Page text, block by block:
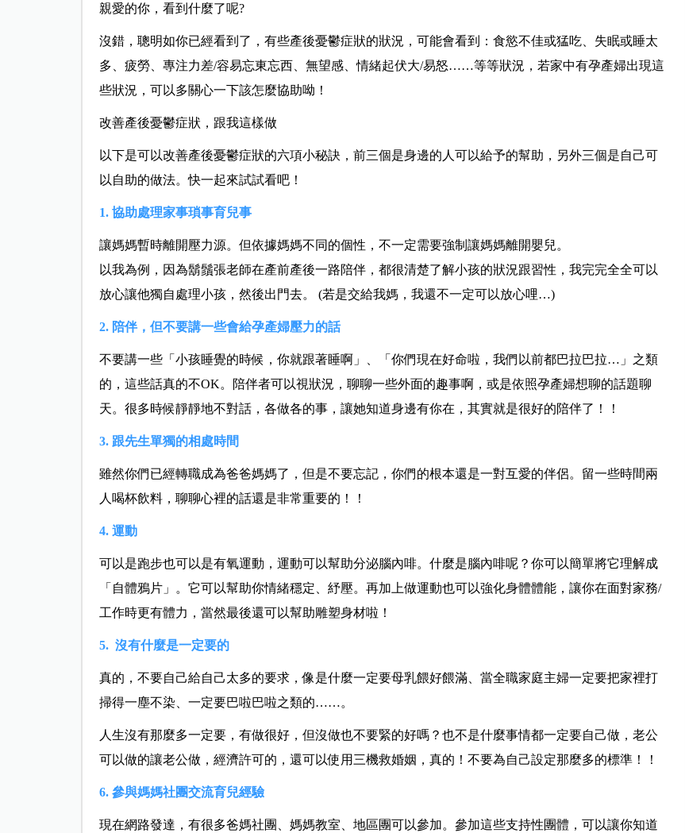
親愛的你，看到什麼了呢?
沒錯，聰明如你已經看到了，有些產後憂鬱症狀的狀況，可能會看到：食慾不佳或猛吃、失眠或睡太
多、疲勞、專注力差/容易忘東忘西、無望感、情緒起伏大/易怒……等等狀況，若家中有孕產婦出現這
些狀況，可以多關心一下該怎麼協助呦！
改善產後憂鬱症狀，跟我這樣做
以下是可以改善產後憂鬱症狀的六項小秘訣，前三個是身邊的人可以給予的幫助，另外三個是自己可
以自助的做法。快一起來試試看吧！
1. 協助處理家事瑣事育兒事
讓媽媽暫時離開壓力源。但依據媽媽不同的個性，不一定需要強制讓媽媽離開嬰兒。
以我為例，因為鬍鬚張老師在產前產後一路陪伴，都很清楚了解小孩的狀況跟習性，我完完全全可以
放心讓他獨自處理小孩，然後出門去。 (若是交給我媽，我還不一定可以放心哩…)
2. 陪伴，但不要講一些會給孕產婦壓力的話
不要講一些「小孩睡覺的時候，你就跟著睡啊」、「你們現在好命啦，我們以前都巴拉巴拉…」之類
的，這些話真的不OK。陪伴者可以視狀況，聊聊一些外面的趣事啊，或是依照孕產婦想聊的話題聊
天。很多時候靜靜地不對話，各做各的事，讓她知道身邊有你在，其實就是很好的陪伴了！！
3. 跟先生單獨的相處時間
雖然你們已經轉職成為爸爸媽媽了，但是不要忘記，你們的根本還是一對互愛的伴侶。留一些時間兩
人喝杯飲料，聊聊心裡的話還是非常重要的！！
4. 運動
可以是跑步也可以是有氧運動，運動可以幫助分泌腦內啡。什麼是腦內啡呢？你可以簡單將它理解成
「自體鴉片」。它可以幫助你情緒穩定、紓壓。再加上做運動也可以強化身體體能，讓你在面對家務/
工作時更有體力，當然最後還可以幫助雕塑身材啦！
5. 沒有什麼是一定要的
真的，不要自己給自己太多的要求，像是什麼一定要母乳餵好餵滿、當全職家庭主婦一定要把家裡打
掃得一塵不染、一定要巴啦巴啦之類的……。
人生沒有那麼多一定要，有做很好，但沒做也不要緊的好嗎？也不是什麼事情都一定要自己做，老公
可以做的讓老公做，經濟許可的，還可以使用三機救婚姻，真的！不要為自己設定那麼多的標準！！
6. 參與媽媽社團交流育兒經驗
現在網路發達，有很多爸媽社團、媽媽教室、地區團可以參加。參加這些支持性團體，可以讓你知道